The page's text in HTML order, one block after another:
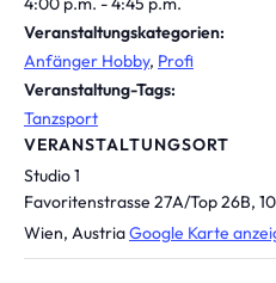
Veranstaltungskategorien:
Anfänger Hobby, Profi
Veranstaltung-Tags:
Tanzsport
VERANSTALTUNGSORT
Studio 1
Favoritenstrasse 27A/Top 26B,
Wien, AustriaGoogle Karte